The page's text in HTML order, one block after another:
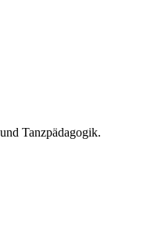
Tanzpädagogik.